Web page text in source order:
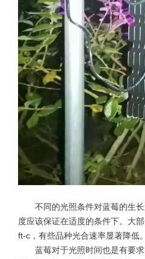
不同的光照条件对蓝莓的生
度应该保证在适度的条件下。大
ft-c，有些品种光合速率显著降低。
蓝莓对于光照时间也是有要